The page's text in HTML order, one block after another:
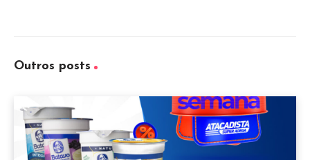
Outros posts